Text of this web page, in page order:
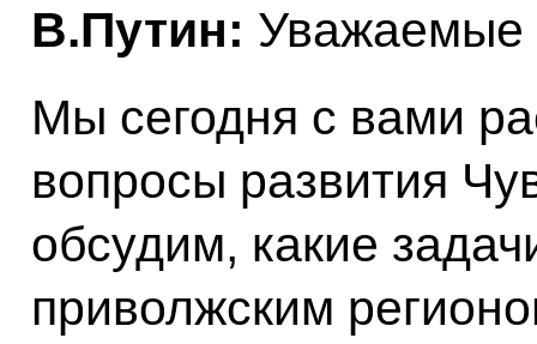
В.Путин: Уважаемые
Мы сегодня с вами
вопросы развития
обсудим, какие
приволжским